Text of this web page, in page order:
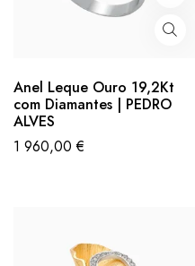
Anel Leque Ouro 19,2Kt
com Diamantes | PEDRO
ALVES
1 960,00€